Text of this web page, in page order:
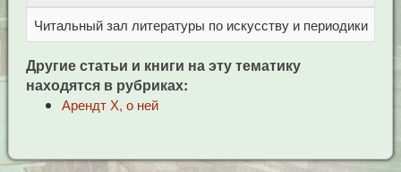
Читальный зал литературы по искусству и периодики
Другие статьи и книги на эту тематику
находятся в рубриках:
Арендт Х, о ней